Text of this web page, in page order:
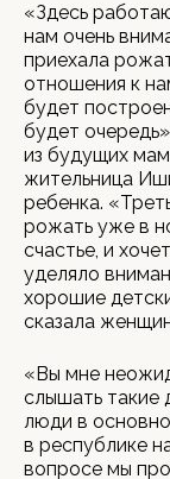
«Здесь
нам очень
приехала
отношения к
будет
будет
из будущих
жительница
ребенка.
рожать уже в
счастье, и
уделяло
хорошие
сказала
«Вы мне
слышать такие
люди в
в республике
вопросе мы